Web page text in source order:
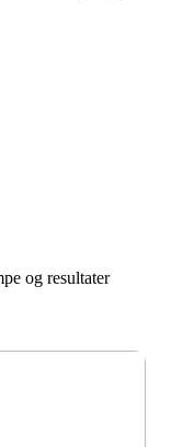
og resultater